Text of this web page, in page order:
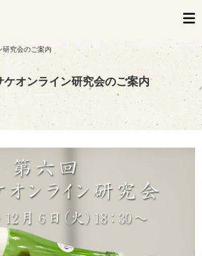
究会のご案内
ケオンライン研究会のご案内